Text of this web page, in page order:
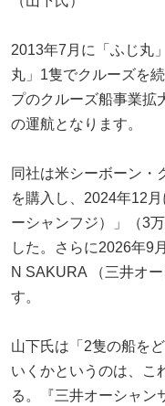
2013年7月に「ふじ丸
丸」1隻でクルーズを
プのクルーズ船事業拡
の運航となります。
同社は米シーボーン・
を購入し、2024年12
ーシャンフジ）」（3
した。さらに2026年9
N SAKURA （三井オ
す。
山下氏は「2隻の船を
いくかというのは、こ
る。『三井オーシャン